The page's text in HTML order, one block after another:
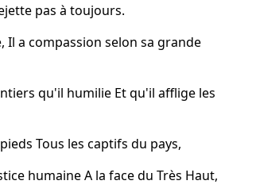
pas à toujours.
Il a compassion selon sa grande
qu'il humilie Et qu'il afflige les
Tous les captifs du pays,
humaine A la face du Très Haut,